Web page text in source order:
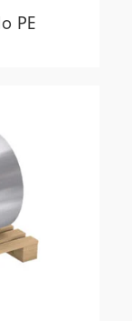
PE